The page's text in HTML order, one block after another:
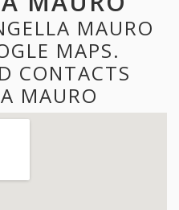
MAURO
MAPS.
CONTACTS
MAURO